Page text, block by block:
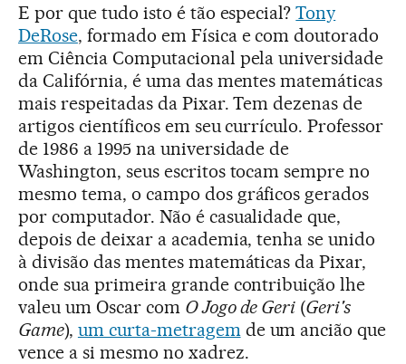
E por que tudo isto é tão especial?Tony
DeRose, formado em Física e com doutorado
em Ciência Computacional pela universidade
da Califórnia, é uma das mentes matemáticas
mais respeitadas da Pixar. Tem dezenas de
artigos científicos em seu currículo. Professor
de 1986 a 1995 na universidade de
Washington, seus escritos tocam sempre no
mesmo tema, o campo dos gráficos gerados
por computador. Não é casualidade que,
depois de deixar a academia, tenha se unido
à divisão das mentes matemáticas da Pixar,
onde sua primeira grande contribuição lhe
valeu um Oscar com O Jogo de Geri (Geri's
Game), um curta-metragem de um ancião que
vence a si mesmo no xadrez.